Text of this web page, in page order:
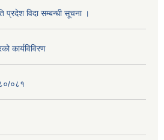
प्रदेश विदा सम्बन्धी सूचना ।
कार्यविविरण
०८१